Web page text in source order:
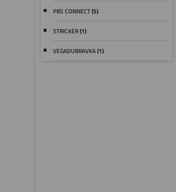
PBS CONNECT(5)
STRICKER(1)
VEGADUBRAVKA(1)